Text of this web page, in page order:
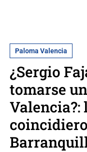
Paloma Valencia
¿Sergio
tomarse
Valencia?: